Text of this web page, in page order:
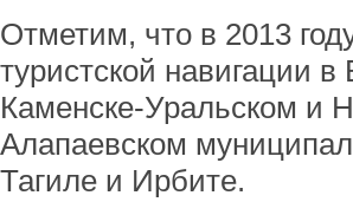
Отметим, что в 2013
туристской навигации
Каменске-Уральском и
Алапаевском
Тагиле и Ирбите.